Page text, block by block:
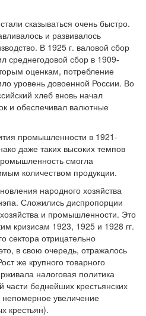
сказываться очень быстро.
и развивалось
В 1925 г. валовой сбор
среднегодовой сбор в 1909-
оценкам, потребление
уровень довоенной России. Во
хлеб вновь начал
и обеспечивал валютные
промышленности в 1921-
даже таких высоких темпов
смогла
количеством продукции.
народного хозяйства
Сложились диспропорции
и промышленности. Это
кризисам 1923, 1925 и 1928 гг.
сектора отрицательно
в свою очередь, отражалось
же крупного товарного
налоговая политика
части беднейших крестьянских
непомерное увеличение
крестьян).